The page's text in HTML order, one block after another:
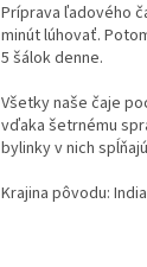
Príprava ľadového
minút lúhovať.
5 šálok denne.
Všetky naše čaje
vďaka šetrnému
bylinky v nich
Krajina pôvodu: India